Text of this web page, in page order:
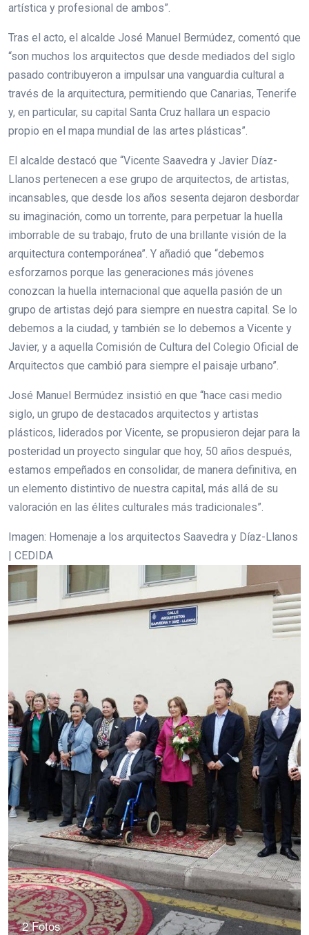
artística y profesional de ambos”.
Tras el acto, el alcalde José Manuel Bermúdez, comentó que
“son muchos los arquitectos que desde mediados del siglo
pasado contribuyeron a impulsar una vanguardia cultural a
través de la arquitectura, permitiendo que Canarias, Tenerife
y, en particular, su capital Santa Cruz hallara un espacio
propio en el mapa mundial de las artes plásticas”.
El alcalde destacó que “Vicente Saavedra y Javier Díaz-
Llanos pertenecen a ese grupo de arquitectos, de artistas,
incansables, que desde los años sesenta dejaron desbordar
su imaginación, como un torrente, para perpetuar la huella
imborrable de su trabajo, fruto de una brillante visión de la
arquitectura contemporánea”. Y añadió que “debemos
esforzarnos porque las generaciones más jóvenes
conozcan la huella internacional que aquella pasión de un
grupo de artistas dejó para siempre en nuestra capital. Se lo
debemos a la ciudad, y también se lo debemos a Vicente y
Javier, y a aquella Comisión de Cultura del Colegio Oficial de
Arquitectos que cambió para siempre el paisaje urbano”.
José Manuel Bermúdez insistió en que “hace casi medio
siglo, un grupo de destacados arquitectos y artistas
plásticos, liderados por Vicente, se propusieron dejar para la
posteridad un proyecto singular que hoy, 50 años después,
estamos empeñados en consolidar, de manera definitiva, en
un elemento distintivo de nuestra capital, más allá de su
valoración en las élites culturales más tradicionales”.
Imagen: Homenaje a los arquitectos Saavedra y Díaz-Llanos
| CEDIDA
2 Fotos